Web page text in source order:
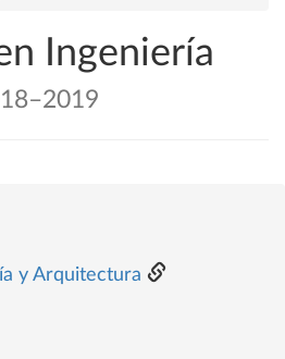
Ingeniería
y Arquitectura